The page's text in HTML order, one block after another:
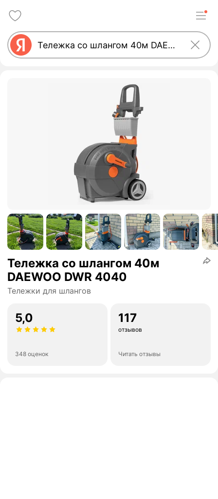
Тележка со шлангом 40м
DAEWOO DWR 4040
Тележки для шлангов
5,0
348 оценок
117
отзывов
Читать отзывы